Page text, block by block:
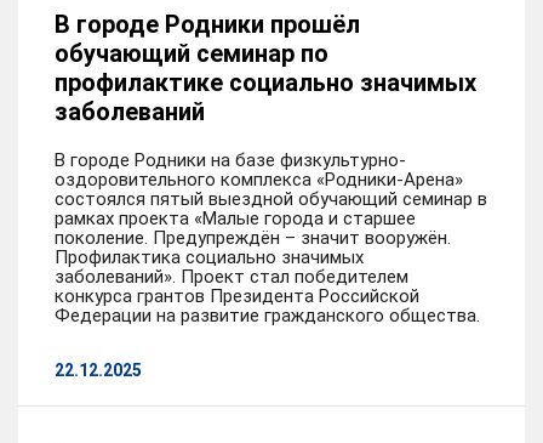
В городе Родники прошёл
обучающий семинар по
профилактике социально значимых
заболеваний
В городе Родники на базе физкультурно-
оздоровительного комплекса «Родники-Арена»
состоялся пятый выездной обучающий семинар в
рамках проекта «Малые города и старшее
поколение. Предупреждён – значит вооружён.
Профилактика социально значимых
заболеваний». Проект стал победителем
конкурса грантов Президента Российской
Федерации на развитие гражданского общества.
22.12.2025